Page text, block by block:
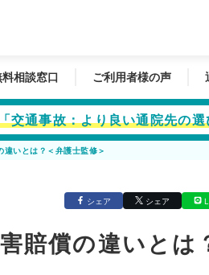
料相談窓口 ご利用者様の声
交通事故：より良い通院先の
いとは？＜弁護士監修＞
シェア シェア
賠償の違いとは